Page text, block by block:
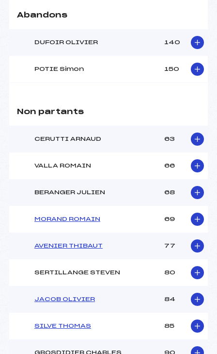
Abandons
DUFOIR OLIVIER 140
POTIE Simon 150
Non partants
CERUTTI ARNAUD 63
VALLA ROMAIN 66
BERANGER JULIEN 68
MORAND ROMAIN 69
AVENIER THIBAUT 77
SERTILLANGE STEVEN 80
JACOB OLIVIER 84
SILVE THOMAS 85
GROSDIDIER CHARLES 90